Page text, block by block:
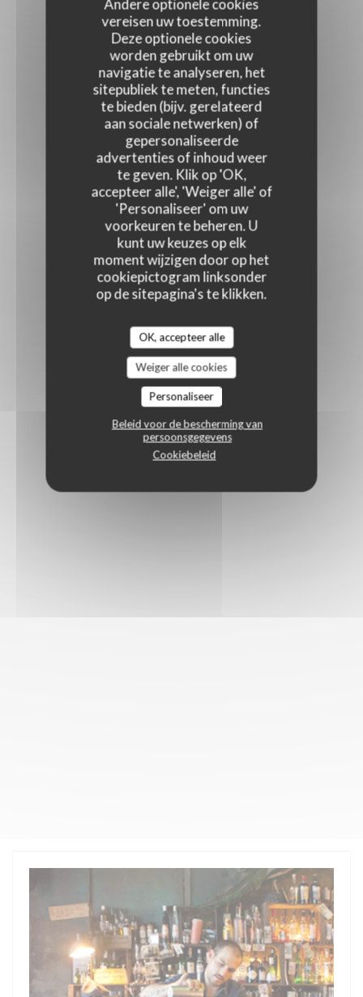
Andere optionele cookies
vereisen uw toestemming.
Deze optionele cookies
worden gebruikt om uw
navigatie te analyseren, het
sitepubliek te meten, functies
te bieden (bijv. gerelateerd
aan sociale netwerken) of
gepersonaliseerde
advertenties of inhoud weer
te geven. Klik op 'OK,
accepteer alle', 'Weiger alle' of
'Personaliseer' om uw
voorkeuren te beheren. U
kunt uw keuzes op elk
moment wijzigen door op het
cookiepictogram linksonder
op de sitepagina's te klikken.
OK, accepteer alle
Weiger alle cookies
Personaliseer
Beleid voor de bescherming van
persoonsgegevens
Cookiebeleid